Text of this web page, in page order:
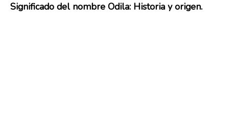
Significado del nombre Odila: Historia y origen.